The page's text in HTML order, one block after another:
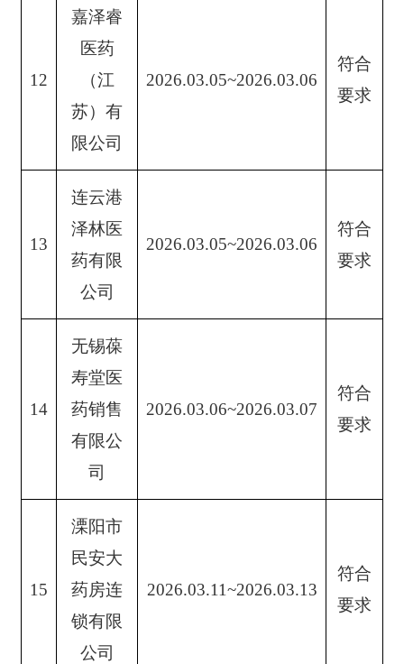
12
嘉泽睿
医药
（江
苏）有
限公司
2026.03.05~2026.03.06
符合
要求
13
连云港
泽林医
药有限
公司
2026.03.05~2026.03.06
符合
要求
14
无锡葆
寿堂医
药销售
有限公
司
2026.03.06~2026.03.07
符合
要求
15
溧阳市
民安大
药房连
锁有限
公司
2026.03.11~2026.03.13
符合
要求